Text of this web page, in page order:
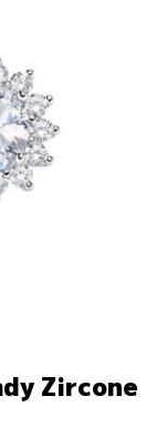
Zircone